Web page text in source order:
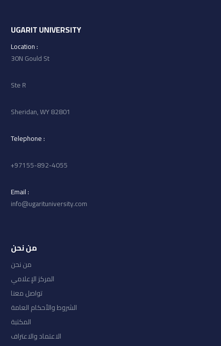
UGARIT UNIVERSITY
: Location
30N Gould St
Ste R
Sheridan, WY 82801
: Telephone
97155-892-4055+
: Email
info@ugarituniversity.com
من نحن
من نحن
المركز الإعلامي
تواصل معنا
الشروط والأحكام العامة
المكتبة
الاعتماد والاعتراف